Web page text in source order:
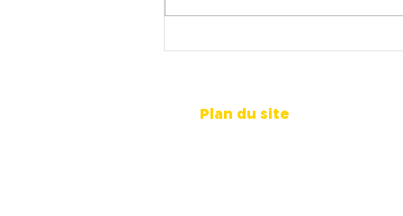
Plan du site